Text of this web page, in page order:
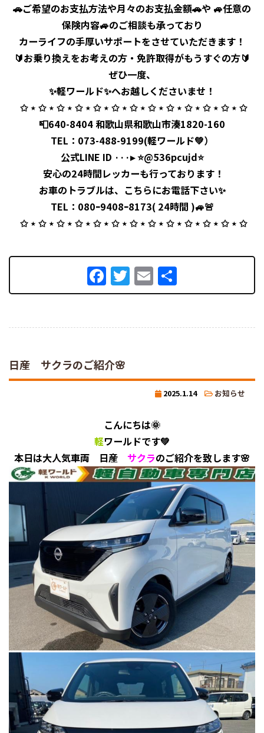
🚗ご希望のお支払方法や月々のお支払金額🚗や 🚙任意の
保険内容🚙のご相談も承っており
カーライフの手厚いサポートをさせていただきます！
🔰お乗り換えをお考えの方・免許取得がもうすぐの方🔰
ぜひ一度、
✨軽ワールド✨へお越しくださいませ！
⁡ ✩ ⋆ ✩ ⋆ ✩ ⋆ ✩ ⋆ ✩ ⋆ ✩ ⋆ ✩ ⋆ ✩ ⋆ ✩ ⋆ ✩ ⋆ ✩ ⋆ ✩ ⋆ ✩
⁡ 📮640-8404 和歌山県和歌山市湊1820-160 ⁡
TEL： 073-488-9199(軽ワールド💚）
公式LINE ID ···▸ ⭐️@536pcujd⭐️
⁡ 安心の24時間レッカーも行っております！
お車のトラブルは、こちらにお電話下さい✨
TEL：080ｰ9408ｰ8173( 24時間 )🚙🚨
⁡ ✩ ⋆ ✩ ⋆ ✩ ⋆ ✩ ⋆ ✩ ⋆ ✩ ⋆ ✩ ⋆ ✩ ⋆ ✩ ⋆ ✩ ⋆ ✩ ⋆ ✩ ⋆ ✩
Facebook
Twitter
Email
有
日産 サクラのご紹介🌸
2025.1.14 お知らせ
こんにちは🌞
軽ワールドです💚
本日は大人気車両 日産 サクラのご紹介を致します🌸